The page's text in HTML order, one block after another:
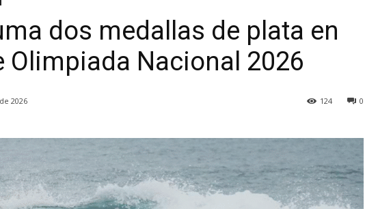
dos medallas de plata en
Olimpiada Nacional 2026
2026 0
124